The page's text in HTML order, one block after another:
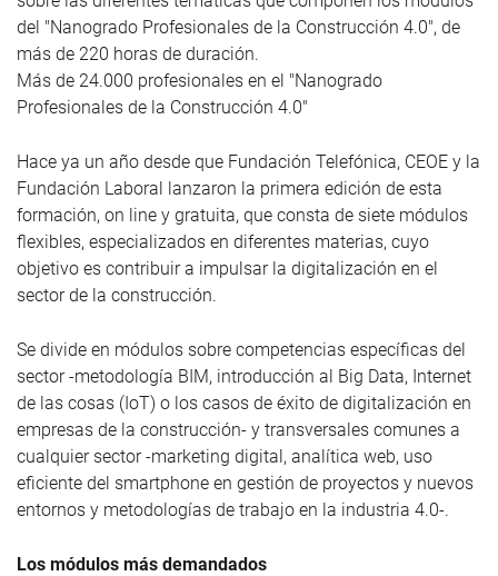
del "Nanogrado Profesionales de la Construcción 4.0", de
más de 220 horas de duración.
Más de 24.000 profesionales en el "Nanogrado
Profesionales de la Construcción 4.0"
Hace ya un año desde que Fundación Telefónica, CEOE y la
Fundación Laboral lanzaron la primera edición de esta
formación, on line y gratuita, que consta de siete módulos
flexibles, especializados en diferentes materias, cuyo
objetivo es contribuir a impulsar la digitalización en el
sector de la construcción.
Se divide en módulos sobre competencias específicas del
sector -metodología BIM, introducción al Big Data, Internet
de las cosas (IoT) o los casos de éxito de digitalización en
empresas de la construcción- y transversales comunes a
cualquier sector -marketing digital, analítica web, uso
eficiente del smartphone en gestión de proyectos y nuevos
entornos y metodologías de trabajo en la industria 4.0-.
Los módulos más demandados